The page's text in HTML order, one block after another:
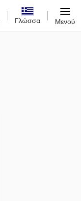
Γλώσσα Μενού